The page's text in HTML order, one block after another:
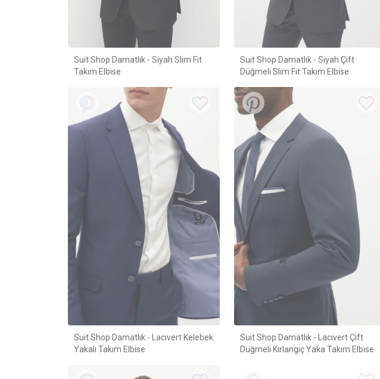
Suit Shop Damatlık - Siyah Slim Fit
Takım Elbise
Suit Shop Damatlık - Siyah Çift
Düğmeli Slim Fit Takım Elbise
Suit Shop Damatlık - Lacivert Kelebek
Yakalı Takım Elbise
Suit Shop Damatlık - Lacivert Çift
Düğmeli Kırlangıç Yaka Takım Elbise